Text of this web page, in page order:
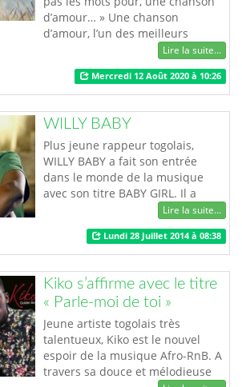
d’amour… » Une chanson
d’amour, l’un des meilleurs
morceaux d’amour de la
talentueuse togolaise Valentine
ALVARES réalisé dans un style
Zook posé par une sublime voix
sur de belles sonorités Une
chanson d’amour, un joli et
sensuel morceau à savourer en
tout moment! Félic…
Lire la suite...
Mercredi 12 Août 2020 à 10:26
WILLY BABY
Plus jeune rappeur togolais,
WILLY BABY a fait son entrée
dans le monde de la musique
avec son titre BABY GIRL. Il a
confirmé son entrée dans la cour
des grands avec les titres BIZZY
BIZZY en feat avec 109
CONNEXION du Togo, HAUT LES
MAINS en feat avec BLAAZ du
Bénin et INVINCIBLE en feat avec
AMRON du Togo. Actuellement il
se la coule douce avec …
Lire la suite...
Lundi 28 Juillet 2014 à 08:38
Kiko s’affirme avec le titre
« Parle-moi de toi »
Jeune artiste togolais très
talentueux, Kiko est le nouvel
espoir de la musique Afro-RnB. A
travers sa douce et mélodieuse